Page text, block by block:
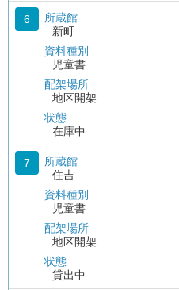
6
所蔵館
新町
資料種別
児童書
配架場所
地区開架
状態
在庫中
7
所蔵館
住吉
資料種別
児童書
配架場所
地区開架
状態
貸出中